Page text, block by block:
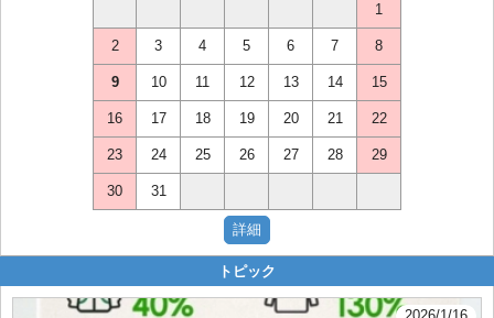
1
2 3 4 5 6 7 8
9 10 11 12 13 14 15
16 17 18 19 20 21 22
23 24 25 26 27 28 29
30 31
トピック